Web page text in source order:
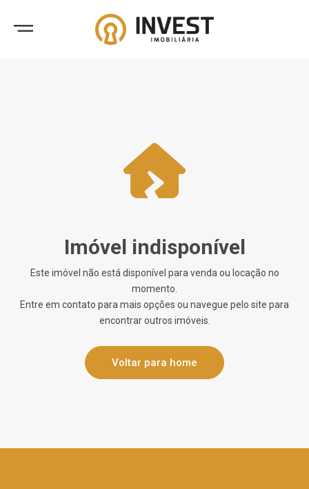
Imóvel indisponível
Este imóvel não está disponível para venda ou locação no
momento.
Entre em contato para mais opções ou navegue pelo site para
encontrar outros imóveis.
Voltar para home